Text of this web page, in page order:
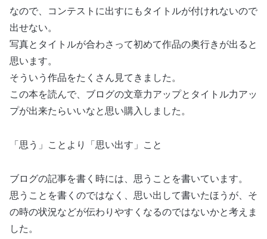
なので、コンテストに出すにもタイトルが付けれないので
出せない。
写真とタイトルが合わさって初めて作品の奥行きが出ると
思います。
そういう作品をたくさん見てきました。
この本を読んで、ブログの文章力アップとタイトル力アッ
プが出来たらいいなと思い購入しました。
「思う」ことより「思い出す」こと
ブログの記事を書く時には、思うことを書いています。
思うことを書くのではなく、思い出して書いたほうが、そ
の時の状況などが伝わりやすくなるのではないかと考えま
した。